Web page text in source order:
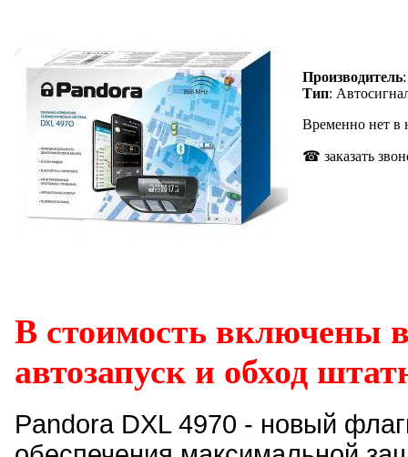
Производитель
Тип:
Временно нет в
☎ заказать
В стоимость включены
автозапуск и обход
Pandora DXL 4970 - новый